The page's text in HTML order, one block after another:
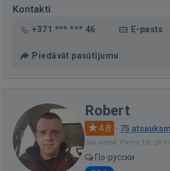
Kontakti
+371 *** *** 46 E-pasts
Piedāvāt pasūtījumu
Robert
4.8 · 75
Bija vietnē: Pirms 1st. 24
По-русски